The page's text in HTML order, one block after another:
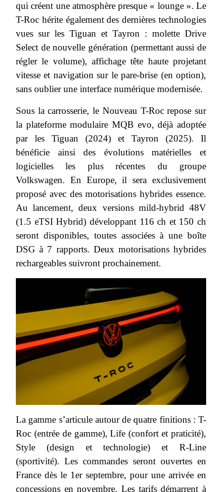
qui créent une atmosphère presque « lounge ». Le
T-Roc hérite également des dernières technologies
vues sur les Tiguan et Tayron : molette Drive
Select de nouvelle génération (permettant aussi de
régler le volume), affichage tête haute projetant
vitesse et navigation sur le pare-brise (en option),
sans oublier une interface numérique modernisée.
Sous la carrosserie, le Nouveau T-Roc repose sur
la plateforme modulaire MQB evo, déjà adoptée
par les Tiguan (2024) et Tayron (2025). Il
bénéficie ainsi des évolutions matérielles et
logicielles les plus récentes du groupe
Volkswagen. En Europe, il sera exclusivement
proposé avec des motorisations hybrides essence.
Au lancement, deux versions mild-hybrid 48V
(1.5 eTSI Hybrid) développant 116 ch et 150 ch
seront disponibles, toutes associées à une boîte
DSG à 7 rapports. Deux motorisations hybrides
rechargeables suivront prochainement.
La gamme s’articule autour de quatre finitions : T-
Roc (entrée de gamme), Life (confort et praticité),
Style (design et technologie) et R-Line
(sportivité). Les commandes seront ouvertes en
France dès le 1er septembre, pour une arrivée en
concessions en novembre. Les tarifs démarrent à